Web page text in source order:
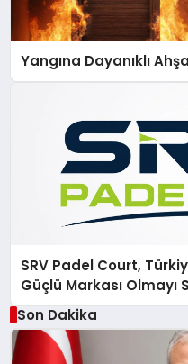
Yangına Dayanıklı
SRV Padel Court,
Güçlü Markası Olmayı
Son Dakika